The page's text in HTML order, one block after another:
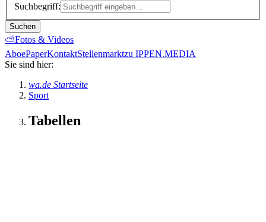
Suchbegriff:
Suchen
⛅Fotos & Videos
AboePaperKontaktStellenmarktzu IPPEN.MEDIA
Sie sind hier:
wa.de Startseite
Sport
Tabellen